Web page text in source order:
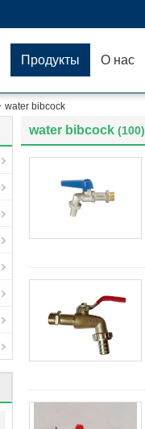
Продукты О нас
water bibcock
water bibcock (100)